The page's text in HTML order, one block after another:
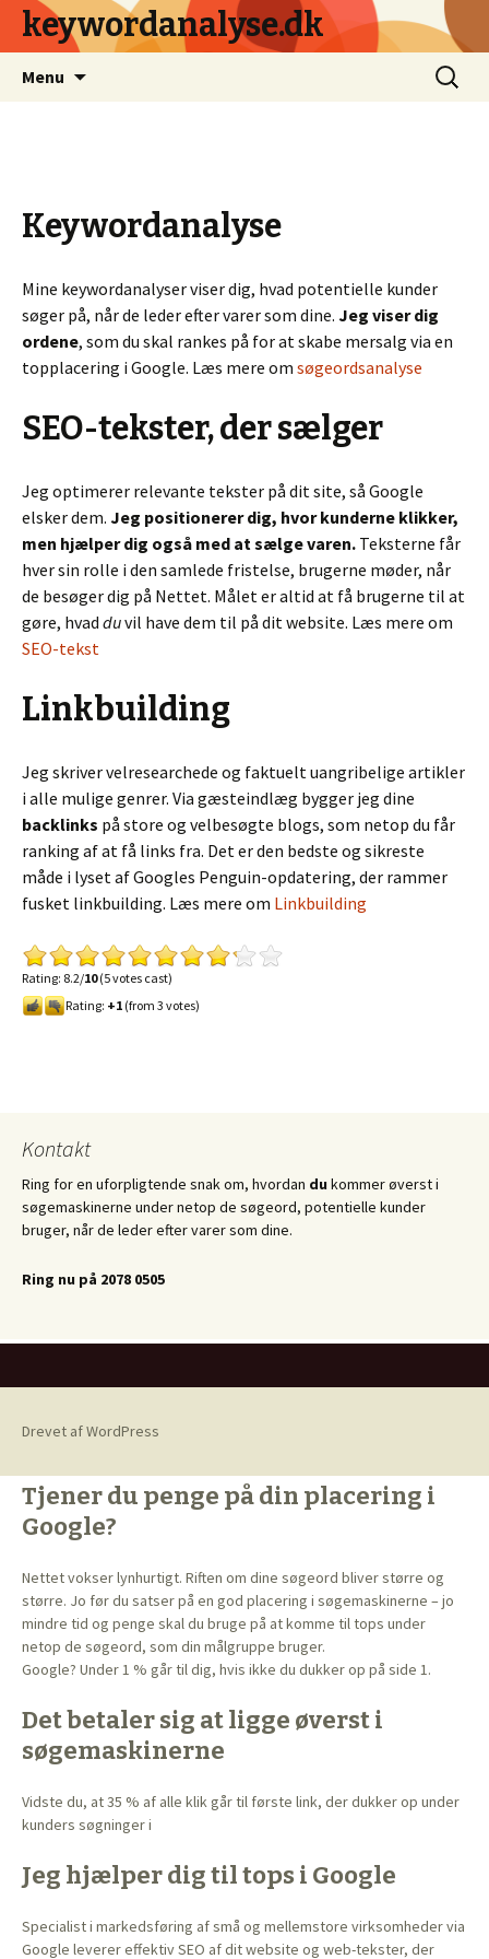
keywordanalyse.dk
Menu
Søg
efter:
Keywordanalyse
Mine keywordanalyser viser dig, hvad potentielle kunder
søger på, når de leder efter varer som dine. Jeg viser dig
ordene, som du skal rankes på for at skabe mersalg via en
topplacering i Google. Læs mere om søgeordsanalyse
SEO-tekster, der sælger
Jeg optimerer relevante tekster på dit site, så Google
elsker dem. Jeg positionerer dig, hvor kunderne klikker,
men hjælper dig også med at sælge varen. Teksterne får
hver sin rolle i den samlede fristelse, brugerne møder, når
de besøger dig på Nettet. Målet er altid at få brugerne til at
gøre, hvad duvil have dem til på dit website. Læs mere om
SEO-tekst
Linkbuilding
Jeg skriver velresearchede og faktuelt uangribelige artikler
i alle mulige genrer. Via gæsteindlæg bygger jeg dine
backlinks på store og velbesøgte blogs, som netop du får
ranking af at få links fra. Det er den bedste og sikreste
måde i lyset af Googles Penguin-opdatering, der rammer
fusket linkbuilding. Læs mere om Linkbuilding
Rating: 8.2/10(5 votes cast)
Rating: +1 (from 3 votes)
Kontakt
Ring for en uforpligtende snak om, hvordan du kommer øverst i
søgemaskinerne under netop de søgeord, potentielle kunder
bruger, når de leder efter varer som dine.
Ring nu på 2078 0505
Tjener du penge på din placering i
Google?
Nettet vokser lynhurtigt. Riften om dine søgeord bliver større og
større. Jo før du satser på en god placering i søgemaskinerne – jo
mindre tid og penge skal du bruge på at komme til tops under
netop de søgeord, som din målgruppe bruger.
Google? Under 1 % går til dig, hvis ikke du dukker op på side 1.
Det betaler sig at ligge øverst i
søgemaskinerne
Vidste du, at 35 % af alle klik går til første link, der dukker op under
kunders søgninger i
Jeg hjælper dig til tops i Google
Specialist i markedsføring af små og mellemstore virksomheder via
Google leverer effektiv SEO af dit website og web-tekster, der
Drevet af WordPress